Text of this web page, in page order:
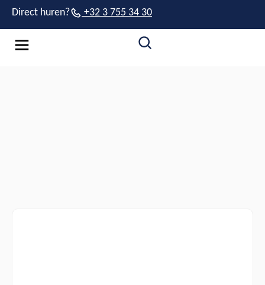
Direct huren? +32 3 755 34 30